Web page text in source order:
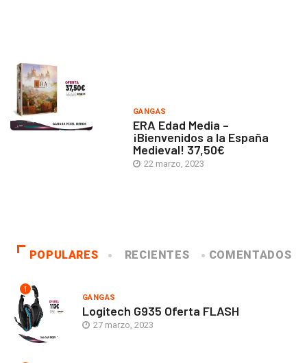
GANGAS
ERA Edad Media –
¡Bienvenidos a la España
Medieval! 37,50€
22 marzo, 2023
POPULARES RECIENTES COMENTADOS
1
GANGAS
Logitech G935 Oferta FLASH
27 marzo, 2023